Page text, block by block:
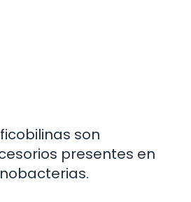
son
presentes en